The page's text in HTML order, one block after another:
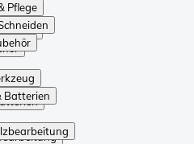
Pflege
Batterien